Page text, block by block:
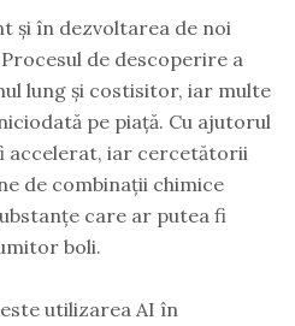
și în dezvoltarea de noi
de descoperire a
lung și costisitor, iar multe
pe piață. Cu ajutorul
accelerat, iar cercetătorii
de combinații chimice
care ar putea fi
boli.
utilizarea AI în